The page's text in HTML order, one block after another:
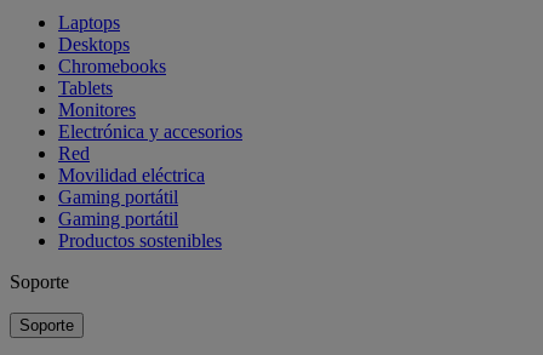
Laptops
Desktops
Chromebooks
Tablets
Monitores
Electrónica y accesorios
Red
Movilidad eléctrica
Gaming portátil
Gaming portátil
Productos sostenibles
Soporte
Soporte